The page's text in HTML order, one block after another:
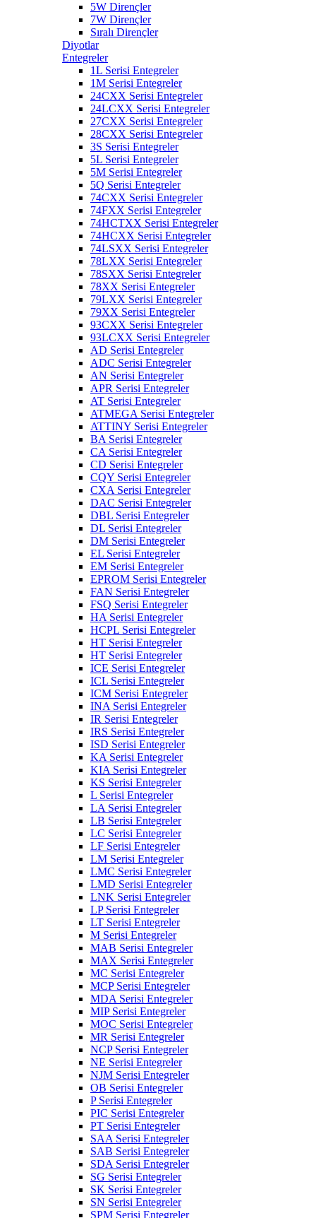
5W Dirençler
7W Dirençler
Sıralı Dirençler
Diyotlar
Entegreler
1L Serisi Entegreler
1M Serisi Entegreler
24CXX Serisi Entegreler
24LCXX Serisi Entegreler
27CXX Serisi Entegreler
28CXX Serisi Entegreler
3S Serisi Entegreler
5L Serisi Entegreler
5M Serisi Entegreler
5Q Serisi Entegreler
74CXX Serisi Entegreler
74FXX Serisi Entegreler
74HCTXX Serisi Entegreler
74HCXX Serisi Entegreler
74LSXX Serisi Entegreler
78LXX Serisi Entegreler
78SXX Serisi Entegreler
78XX Serisi Entegreler
79LXX Serisi Entegreler
79XX Serisi Entegreler
93CXX Serisi Entegreler
93LCXX Serisi Entegreler
AD Serisi Entegreler
ADC Serisi Entegreler
AN Serisi Entegreler
APR Serisi Entegreler
AT Serisi Entegreler
ATMEGA Serisi Entegreler
ATTINY Serisi Entegreler
BA Serisi Entegreler
CA Serisi Entegreler
CD Serisi Entegreler
CQY Serisi Entegreler
CXA Serisi Entegreler
DAC Serisi Entegreler
DBL Serisi Entegreler
DL Serisi Entegreler
DM Serisi Entegreler
EL Serisi Entegreler
EM Serisi Entegreler
EPROM Serisi Entegreler
FAN Serisi Entegreler
FSQ Serisi Entegreler
HA Serisi Entegreler
HCPL Serisi Entegreler
HT Serisi Entegreler
HT Serisi Entegreler
ICE Serisi Entegreler
ICL Serisi Entegreler
ICM Serisi Entegreler
INA Serisi Entegreler
IR Serisi Entegreler
IRS Serisi Entegreler
ISD Serisi Entegreler
KA Serisi Entegreler
KIA Serisi Entegreler
KS Serisi Entegreler
L Serisi Entegreler
LA Serisi Entegreler
LB Serisi Entegreler
LC Serisi Entegreler
LF Serisi Entegreler
LM Serisi Entegreler
LMC Serisi Entegreler
LMD Serisi Entegreler
LNK Serisi Entegreler
LP Serisi Entegreler
LT Serisi Entegreler
M Serisi Entegreler
MAB Serisi Entegreler
MAX Serisi Entegreler
MC Serisi Entegreler
MCP Serisi Entegreler
MDA Serisi Entegreler
MIP Serisi Entegreler
MOC Serisi Entegreler
MR Serisi Entegreler
NCP Serisi Entegreler
NE Serisi Entegreler
NJM Serisi Entegreler
OB Serisi Entegreler
P Serisi Entegreler
PIC Serisi Entegreler
PT Serisi Entegreler
SAA Serisi Entegreler
SAB Serisi Entegreler
SDA Serisi Entegreler
SG Serisi Entegreler
SK Serisi Entegreler
SN Serisi Entegreler
SPM Serisi Entegreler